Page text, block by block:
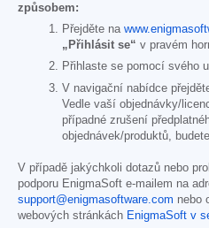
způsobem:
Přejděte na
„Přihlásit se“ v pravém
Přihlaste se pomocí svého
V navigační nabídce
Vedle vaší objednávky/
případné zrušení
objednávek/produktů,
V případě jakýchkoli dotazů nebo
podporu EnigmaSoft e-mailem na
support@enigmasoftware.com nebo
webových stránkách EnigmaSoft v